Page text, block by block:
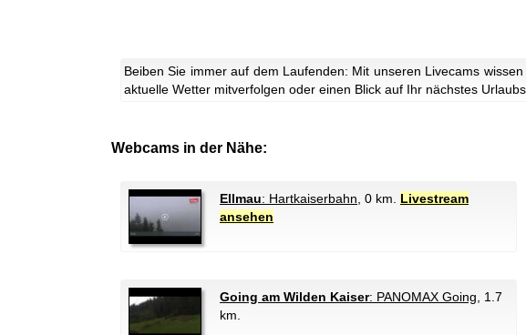
Beiben Sie immer auf dem Laufenden: Mit unseren Livecams
aktuelle Wetter mitverfolgen oder einen Blick auf Ihr nächstes
Webcams in der Nähe:
Ellmau: Hartkaiserbahn , 0 km. Livestream
ansehen
Going am Wilden Kaiser: PANOMAX Going , 1.7
km.